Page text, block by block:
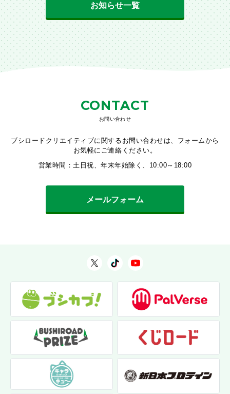
お知らせ一覧
CONTACT
お問い合わせ
ブシロードクリエイティブに関するお問い合わせは、フォームから
お気軽にご連絡ください。
営業時間：土日祝、年末年始除く、10:00～18:00
メールフォーム